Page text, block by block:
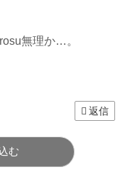
無理か…。
返信
む